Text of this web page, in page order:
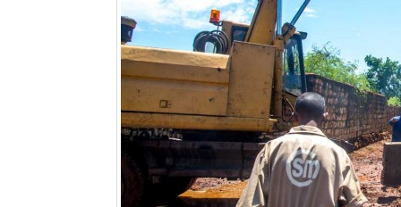
Connexion
Identifiant oublié ?
Mot de passe oublié ?